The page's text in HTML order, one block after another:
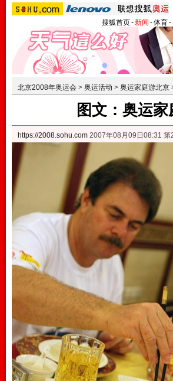
搜狐首页-新闻 -体育-
北京2008年奥运会 > 奥运活动 > 奥运家庭游北京
图文：奥运
https://2008.sohu.com 2007年08月09日08:31 第